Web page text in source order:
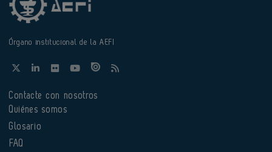
Órgano institucional de la AEFI
Contacte con nosotros
Quiénes somos
Glosario
FAQ